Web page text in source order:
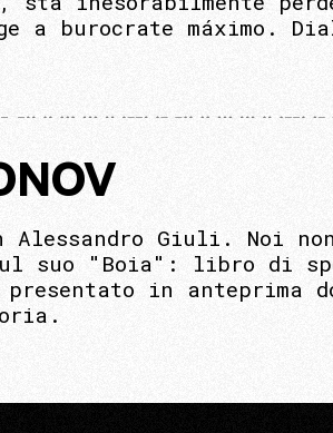
burocrate máximo.
Alessandro Giuli. Noi
suo "Boia": libro di
in anteprima